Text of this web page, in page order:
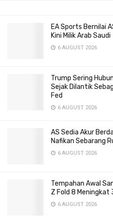
EA Sports Bernilai
Kini Milik Arab Saudi
6 AUGUST 2026
Trump Sering
Sejak Dilantik
Fed
6 AUGUST 2026
AS Sedia Akur
Nafikan Sebarang
6 AUGUST 2026
Tempahan Awal
Z Fold 8 Meningkat
6 AUGUST 2026